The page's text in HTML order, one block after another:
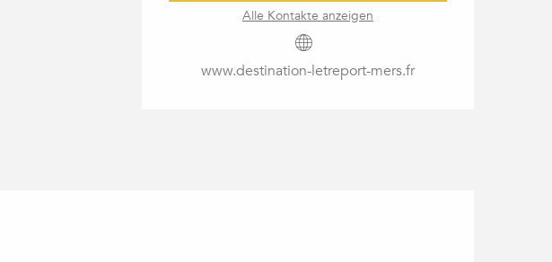
Alle Kontakte anzeigen
www.destination-letreport-mers.fr